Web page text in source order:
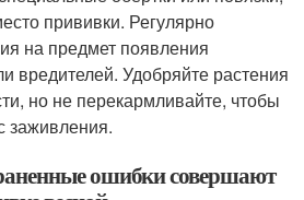
прививки. Регулярно
на предмет появления
вредителей. Удобряйте растения
но не перекармливайте, чтобы
заживления.
ошибки совершают